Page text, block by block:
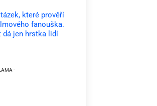
které prověří
fanouška.
dá jen hrstka lidí